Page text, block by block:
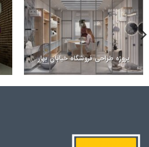
پروژه طراحی فروشگاه خیابان بهار